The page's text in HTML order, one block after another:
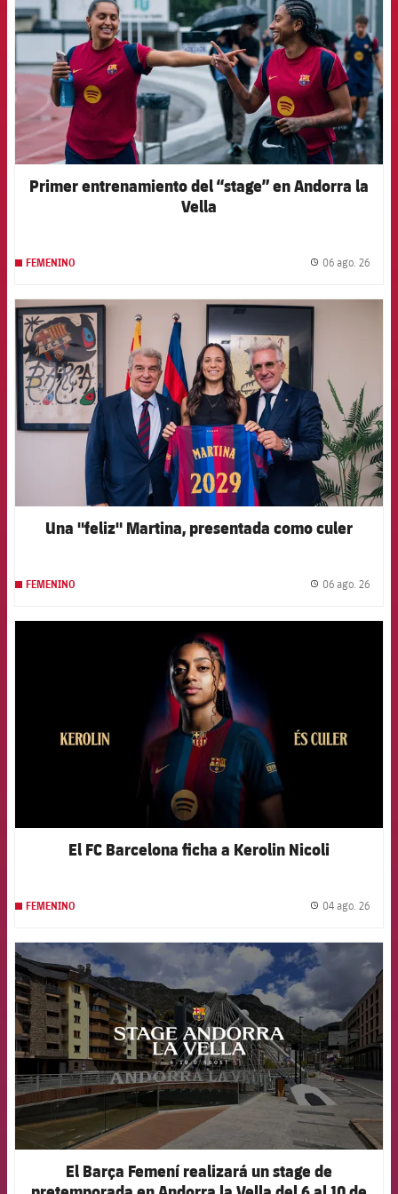
Primer entrenamiento del “stage” en Andorra la
Vella
FEMENINO 06 ago. 26
FCB Barcelona badge
Una "feliz" Martina, presentada como culer
FEMENINO 06 ago. 26
El FC Barcelona ficha a Kerolin Nicoli
FEMENINO 04 ago. 26
FCB Barcelona badge
El Barça Femení realizará un stage de